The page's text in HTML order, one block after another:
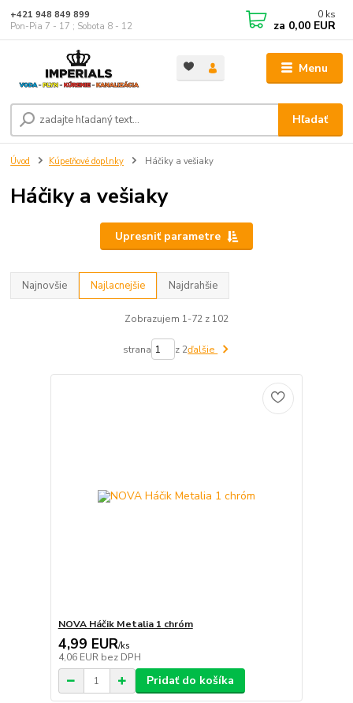
Menu
Hľadať
+421 948 849 899
Pon-Pia 7 - 17 ; Sobota 8 - 12
0 ks
za 0,00 EUR
Úvod Kúpeľňové doplnky Háčiky a vešiaky
Háčiky a vešiaky
Upresniť parametre
Najnovšie Najlacnejšie Najdrahšie
Zobrazujem 1-72 z 102
strana z 2ďalšie
NOVA Háčik Metalia 1 chróm
4,99 EUR/ks
4,06 EUR bez DPH
Pridať do košíka